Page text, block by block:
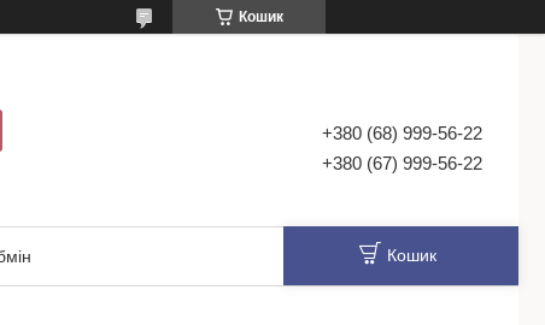
Кошик
+380 (68) 999-56-22
+380 (67) 999-56-22
Кошик